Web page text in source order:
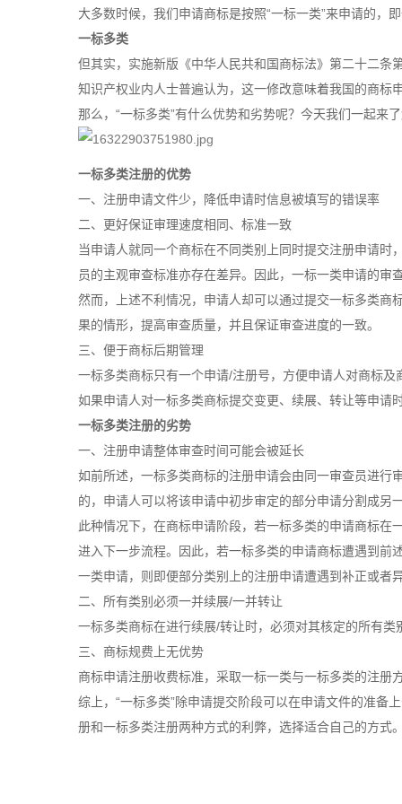
大多数时候，我们申请商标是按照“一标一类”来申请的，
一标多类
但其实，实施新版《中华人民共和国商标法》第二十二条
知识产权业内人士普遍认为，这一修改意味着我国的商标
那么，“一标多类”有什么优势和劣势呢？今天我们一起来
一标多类注册的优势
一、注册申请文件少，降低申请时信息被填写的错误率
二、更好保证审理速度相同、标准一致
当申请人就同一个商标在不同类别上同时提交注册申请
员的主观审查标准亦存在差异。因此，一标一类申请的审
然而，上述不利情况，申请人却可以通过提交一标多类商
果的情形，提高审查质量，并且保证审查进度的一致。
三、便于商标后期管理
一标多类商标只有一个申请/注册号，方便申请人对商标及
如果申请人对一标多类商标提交变更、续展、转让等申请
一标多类注册的劣势
一、注册申请整体审查时间可能会被延长
如前所述，一标多类商标的注册申请会由同一审查员进行
的，申请人可以将该申请中初步审定的部分申请分割成
此种情况下，在商标申请阶段，若一标多类的申请商标
进入下一步流程。因此，若一标多类的申请商标遭遇到前
一类申请，则即便部分类别上的注册申请遭遇到补正或者
二、所有类别必须一并续展/一并转让
一标多类商标在进行续展/转让时，必须对其核定的所有
三、商标规费上无优势
商标申请注册收费标准，采取一标一类与一标多类的注
综上，“一标多类”除申请提交阶段可以在申请文件的准备
册和一标多类注册两种方式的利弊，选择适合自己的方式